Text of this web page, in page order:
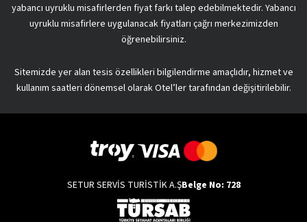
yabancı uyruklu misafirlerden fiyat farkı talep edebilmektedir. Yabancı
uyruklu misafirlere uygulanacak fiyatları çağrı merkezimizden
öğrenebilirsiniz.
Sitemizde yer alan tesis özellikleri bilgilendirme amaçlıdır, hizmet ve
kullanım saatleri dönemsel olarak Otel’ler tarafından değişitirilebilir.
SETUR SERVİS TURİSTİK A.ŞBelge No: 728